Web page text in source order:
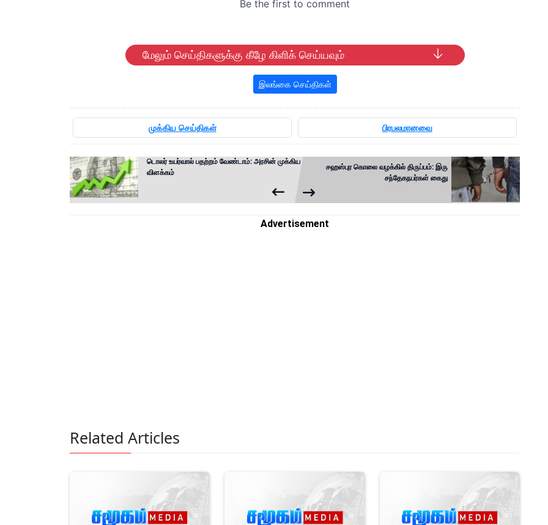
மேலும் செய்திகளுக்கு கீழே கிளிக் செய்யவும்
இலங்கை செய்திகள்
முக்கிய செய்திகள் பிரபலமானவை
டொலர் உயர்வால் பதற்றம் வேண்டாம்: அரசின் முக்கிய
விளக்கம்
சஹஸ்புர கொலை வழக்கில் திருப்பம்: இரு
சந்தேகநபர்கள் கைது
Advertisement
Related Articles